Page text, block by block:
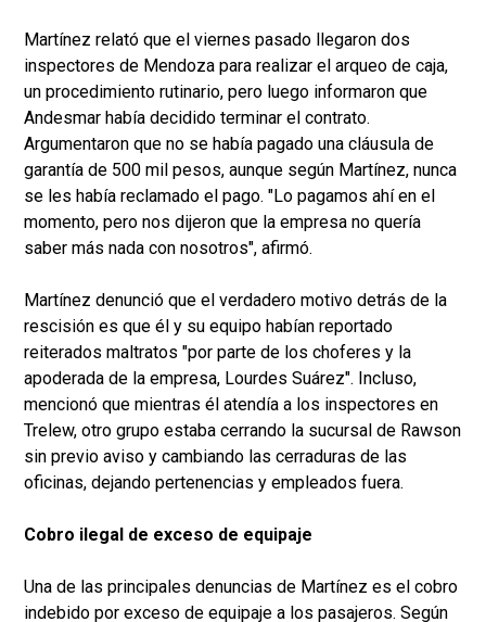
Martínez relató que el viernes pasado llegaron dos
inspectores de Mendoza para realizar el arqueo de caja,
un procedimiento rutinario, pero luego informaron que
Andesmar había decidido terminar el contrato.
Argumentaron que no se había pagado una cláusula de
garantía de 500 mil pesos, aunque según Martínez, nunca
se les había reclamado el pago. "Lo pagamos ahí en el
momento, pero nos dijeron que la empresa no quería
saber más nada con nosotros", afirmó.
Martínez denunció que el verdadero motivo detrás de la
rescisión es que él y su equipo habían reportado
reiterados maltratos "por parte de los choferes y la
apoderada de la empresa, Lourdes Suárez". Incluso,
mencionó que mientras él atendía a los inspectores en
Trelew, otro grupo estaba cerrando la sucursal de Rawson
sin previo aviso y cambiando las cerraduras de las
oficinas, dejando pertenencias y empleados fuera.
Cobro ilegal de exceso de equipaje
Una de las principales denuncias de Martínez es el cobro
indebido por exceso de equipaje a los pasajeros. Según